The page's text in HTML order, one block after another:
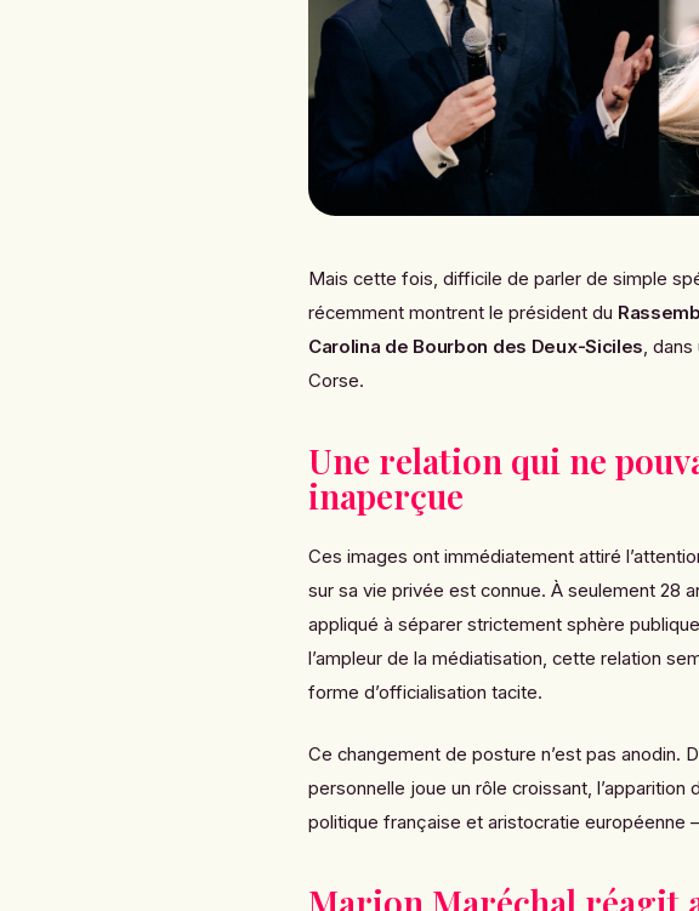
Mais cette fois, difficile de parler de simple
récemment montrent le président du
Carolina de Bourbon des Deux-Siciles ,
Corse.
Une relation qui ne
inaperçue
Ces images ont immédiatement attiré
sur sa vie privée est connue. À seulement 28
appliqué à séparer strictement sphère
l’ampleur de la médiatisation, cette relation
forme d’officialisation tacite.
Ce changement de posture n’est pas anodin.
personnelle joue un rôle croissant, l’apparition
politique française et aristocratie européenne
Marion Maréchal réagit